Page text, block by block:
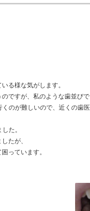
る様な気がします。
ですが、私のような歯並び
のが難しいので、近くの歯
た。
たが、
っています。